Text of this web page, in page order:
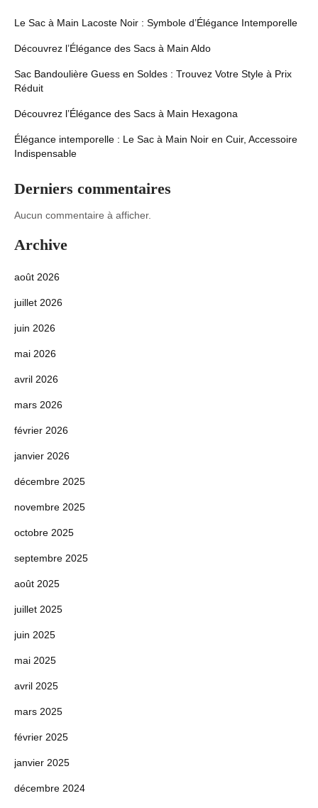
Le Sac à Main Lacoste Noir : Symbole d’Élégance Intemporelle
Découvrez l’Élégance des Sacs à Main Aldo
Sac Bandoulière Guess en Soldes : Trouvez Votre Style à Prix
Réduit
Découvrez l’Élégance des Sacs à Main Hexagona
Élégance intemporelle : Le Sac à Main Noir en Cuir, Accessoire
Indispensable
Derniers commentaires
Aucun commentaire à afficher.
Archive
août 2026
juillet 2026
juin 2026
mai 2026
avril 2026
mars 2026
février 2026
janvier 2026
décembre 2025
novembre 2025
octobre 2025
septembre 2025
août 2025
juillet 2025
juin 2025
mai 2025
avril 2025
mars 2025
février 2025
janvier 2025
décembre 2024